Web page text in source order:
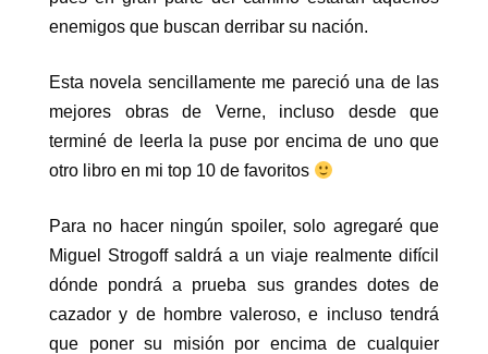
enemigos que buscan derribar su nación.
Esta novela sencillamente me pareció una de las
mejores obras de Verne, incluso desde que
terminé de leerla la puse por encima de uno que
otro libro en mi top 10 de favoritos
Para no hacer ningún spoiler, solo agregaré que
Miguel Strogoff saldrá a un viaje realmente difícil
dónde pondrá a prueba sus grandes dotes de
cazador y de hombre valeroso, e incluso tendrá
que poner su misión por encima de cualquier